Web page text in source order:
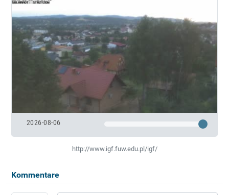
2026-08-06
http://www.igf.fuw.edu.pl/igf/
Kommentare